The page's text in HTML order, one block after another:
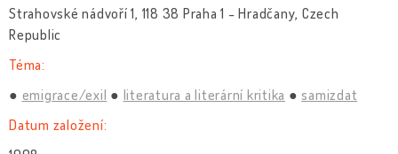
Strahovské nádvoří 1, 118 38 Praha 1 - Hradčany, Czech
Republic
Téma:
emigrace/exil
literatura a literární kritika
samizdat
Datum založení: